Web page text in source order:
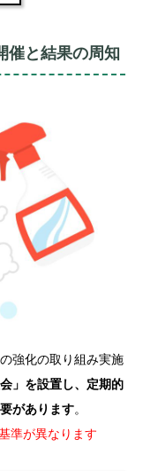
催と結果の周知
強化の取り組み実施
」を設置し、定期的
があります。
準が異なります